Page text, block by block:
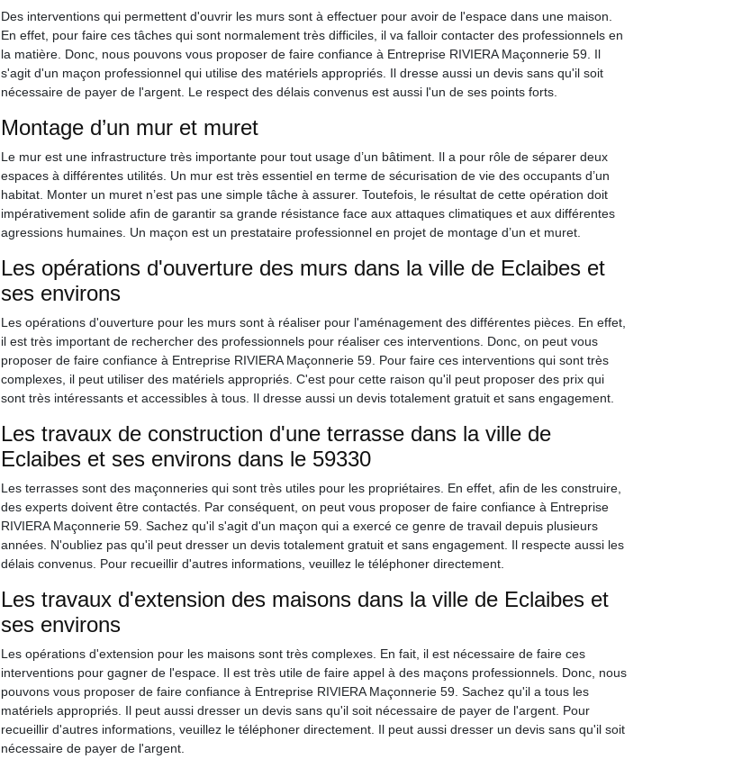
Des interventions qui permettent d'ouvrir les murs sont à effectuer pour avoir de l'espace dans une maison.
En effet, pour faire ces tâches qui sont normalement très difficiles, il va falloir contacter des professionnels en
la matière. Donc, nous pouvons vous proposer de faire confiance à Entreprise RIVIERA Maçonnerie 59. Il
s'agit d'un maçon professionnel qui utilise des matériels appropriés. Il dresse aussi un devis sans qu'il soit
nécessaire de payer de l'argent. Le respect des délais convenus est aussi l'un de ses points forts.
Montage d’un mur et muret
Le mur est une infrastructure très importante pour tout usage d’un bâtiment. Il a pour rôle de séparer deux
espaces à différentes utilités. Un mur est très essentiel en terme de sécurisation de vie des occupants d’un
habitat. Monter un muret n’est pas une simple tâche à assurer. Toutefois, le résultat de cette opération doit
impérativement solide afin de garantir sa grande résistance face aux attaques climatiques et aux différentes
agressions humaines. Un maçon est un prestataire professionnel en projet de montage d’un et muret.
Les opérations d'ouverture des murs dans la ville de Eclaibes et
ses environs
Les opérations d'ouverture pour les murs sont à réaliser pour l'aménagement des différentes pièces. En effet,
il est très important de rechercher des professionnels pour réaliser ces interventions. Donc, on peut vous
proposer de faire confiance à Entreprise RIVIERA Maçonnerie 59. Pour faire ces interventions qui sont très
complexes, il peut utiliser des matériels appropriés. C'est pour cette raison qu'il peut proposer des prix qui
sont très intéressants et accessibles à tous. Il dresse aussi un devis totalement gratuit et sans engagement.
Les travaux de construction d'une terrasse dans la ville de
Eclaibes et ses environs dans le 59330
Les terrasses sont des maçonneries qui sont très utiles pour les propriétaires. En effet, afin de les construire,
des experts doivent être contactés. Par conséquent, on peut vous proposer de faire confiance à Entreprise
RIVIERA Maçonnerie 59. Sachez qu'il s'agit d'un maçon qui a exercé ce genre de travail depuis plusieurs
années. N'oubliez pas qu'il peut dresser un devis totalement gratuit et sans engagement. Il respecte aussi les
délais convenus. Pour recueillir d'autres informations, veuillez le téléphoner directement.
Les travaux d'extension des maisons dans la ville de Eclaibes et
ses environs
Les opérations d'extension pour les maisons sont très complexes. En fait, il est nécessaire de faire ces
interventions pour gagner de l'espace. Il est très utile de faire appel à des maçons professionnels. Donc, nous
pouvons vous proposer de faire confiance à Entreprise RIVIERA Maçonnerie 59. Sachez qu'il a tous les
matériels appropriés. Il peut aussi dresser un devis sans qu'il soit nécessaire de payer de l'argent. Pour
recueillir d'autres informations, veuillez le téléphoner directement. Il peut aussi dresser un devis sans qu'il soit
nécessaire de payer de l'argent.